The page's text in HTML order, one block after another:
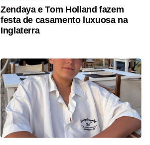
Zendaya e Tom Holland fazem
festa de casamento luxuosa na
Inglaterra